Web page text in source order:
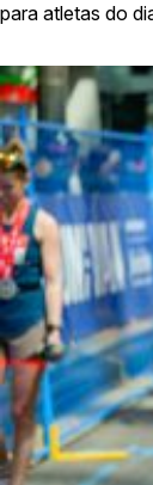
para atletas do